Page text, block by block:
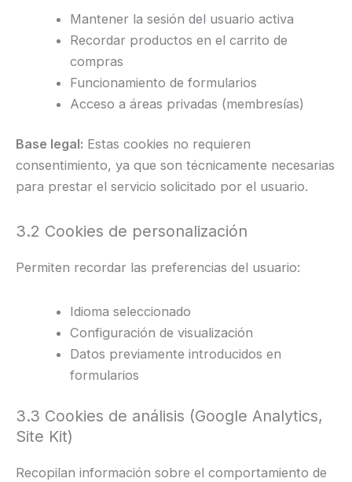
Mantener la sesión del usuario activa
Recordar productos en el carrito de
compras
Funcionamiento de formularios
Acceso a áreas privadas (membresías)
Base legal: Estas cookies no requieren
consentimiento, ya que son técnicamente necesarias
para prestar el servicio solicitado por el usuario.
3.2 Cookies de personalización
Permiten recordar las preferencias del usuario:
Idioma seleccionado
Configuración de visualización
Datos previamente introducidos en
formularios
3.3 Cookies de análisis (Google Analytics,
Site Kit)
Recopilan información sobre el comportamiento de